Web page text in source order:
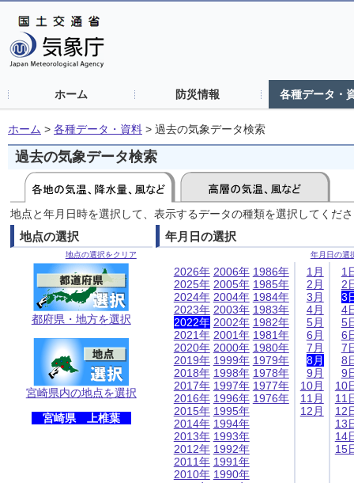
ホーム 防災情報 各種データ・
ホーム > 各種データ・資料 > 過去の気象データ検索
過去の気象データ検索
地点と年月日時を選択して、表示するデータの種類を選択してくだ
地点の選択
地点の選択をクリア
都府県・地方を選択
宮崎県内の地点を選択
宮崎県 上椎葉
年月日の選択
年月日の選
2026年
2025年
2024年
2023年
2022年
2021年
2020年
2019年
2018年
2017年
2016年
2015年
2014年
2013年
2012年
2011年
2010年
2006年
2005年
2004年
2003年
2002年
2001年
2000年
1999年
1998年
1997年
1996年
1995年
1994年
1993年
1992年
1991年
1990年
1986年
1985年
1984年
1983年
1982年
1981年
1980年
1979年
1978年
1977年
1976年
1月
2月
3月
4月
5月
6月
7月
8月
9月
10月
11月
12月
1
2
3
4
5
6
7
8
9
10
11
12
13
14
15